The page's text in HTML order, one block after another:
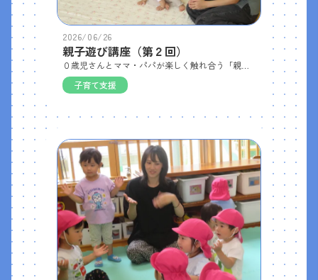
2026/06/26
親子遊び講座（第２回）
子育て支援